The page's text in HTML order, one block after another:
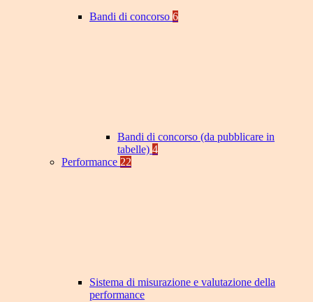
Bandi di concorso 6
Bandi di concorso (da pubblicare in
tabelle) 4
Performance 22
Sistema di misurazione e valutazione della
performance